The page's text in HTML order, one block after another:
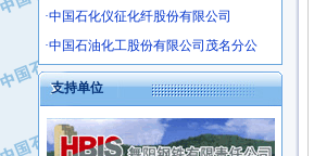
·河北翼凌机械制造总厂
·萍乡市庞泰化工填料有限公司
·实华(天津)国际贸易有限公司
·上海宝钢商贸有限公司
·辽河石油勘探局总机械厂
·正泰集团
·中国石化仪征化纤股份有限公司
·中国石油化工股份有限公司茂名分公
支持单位